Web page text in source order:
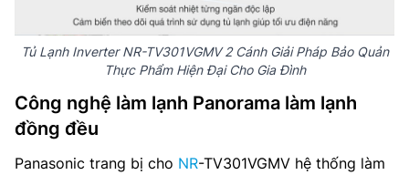
Tủ Lạnh Inverter NR-TV301VGMV 2 Cánh Giải Pháp Bảo Quản
Thực Phẩm Hiện Đại Cho Gia Đình
Công nghệ làm lạnh Panorama làm lạnh
đồng đều
Panasonic trang bị cho NR-TV301VGMV hệ thống làm